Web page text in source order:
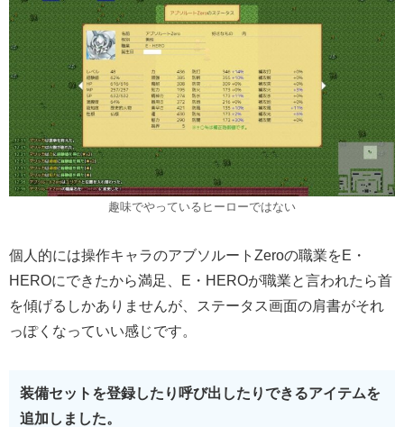
趣味でやっているヒーローではない
個人的には操作キャラのアブソルートZeroの職業をE・
HEROにできたから満足、E・HEROが職業と言われたら首
を傾げるしかありませんが、ステータス画面の肩書がそれ
っぽくなっていい感じです。
装備セットを登録したり呼び出したりできるアイテムを
追加しました。